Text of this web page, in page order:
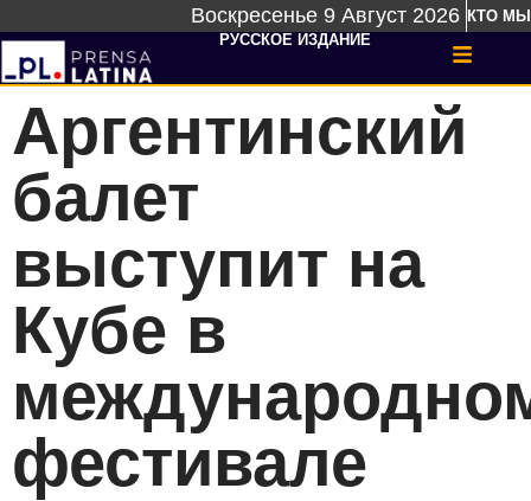
Воскресенье 9 Август 2026 КТО МЫ
РУССКОЕ ИЗДАНИЕ
Аргентинский
балет
выступит на
Кубе в
фестивале